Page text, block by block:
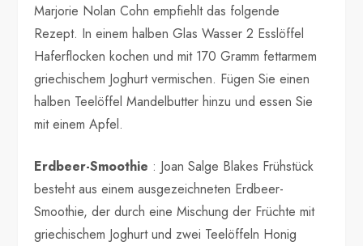
Marjorie Nolan Cohn empfiehlt das folgende
Rezept. In einem halben Glas Wasser 2 Esslöffel
Haferflocken kochen und mit 170 Gramm fettarmem
griechischem Joghurt vermischen. Fügen Sie einen
halben Teelöffel Mandelbutter hinzu und essen Sie
mit einem Apfel.
Erdbeer-Smoothie : Joan Salge Blakes Frühstück
besteht aus einem ausgezeichneten Erdbeer-
Smoothie, der durch eine Mischung der Früchte mit
griechischem Joghurt und zwei Teelöffeln Honig